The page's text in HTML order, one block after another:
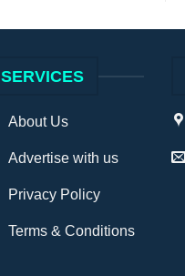
SERVICES
About Us
Advertise with us
Privacy Policy
Terms & Conditions